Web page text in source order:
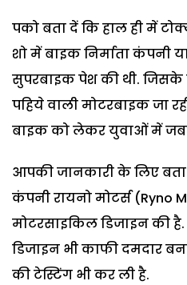
पको बता दें कि हाल ही में
शो में बाइक निर्माता कंपनी
सुपरबाइक पेश की थी. जिसके
पहिये वाली मोटरबाइक जा
बाइक को लेकर युवाओं में
आपकी जानकारी के लिए बता
कंपनी रायनो मोटर्स (Ryno
मोटरसाइकिल डिजाइन की
डिजाइन भी काफी दमदार
की टेस्टिंग भी कर ली है.